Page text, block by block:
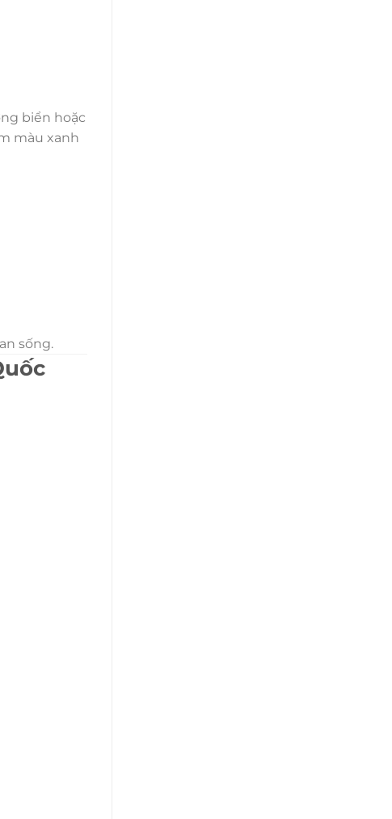
biển hoặc
màu xanh
sống.